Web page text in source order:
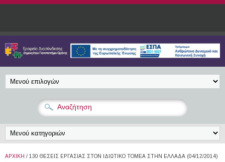
Παράκαμψη προς το κυρίως περιεχόμενο
ΑΡΧΙΚΉ / 130 ΘΈΣΕΙΣ ΕΡΓΑΣΊΑΣ ΣΤΟΝ ΙΔΙΩΤΙΚΌ ΤΟΜΈΑ ΣΤΗΝ ΕΛΛΆΔΑ (04/12/2014)